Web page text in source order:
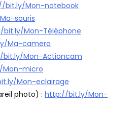
bit.ly/Mon-notebook
souris
Mon-Téléphone
Ma-camera
Mon-Actioncam
micro
Mon-eclairage
photo) : http://bit.ly/Mon-